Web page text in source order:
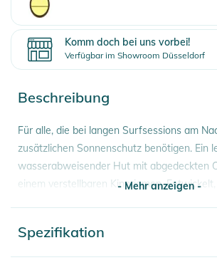
Komm doch bei uns vorbei!
Verfügbar im Showroom Düsseldorf
Beschreibung
Für alle, die bei langen Surfsessions am
zusätzlichen Sonnenschutz benötigen. Ein
wasserabweisender Hut mit abgedeckten
einem verstellbaren Kinnriemen.
Produktinformationen und
Sicherheitshinweise
- Mehr anzeigen -
Spezifikation